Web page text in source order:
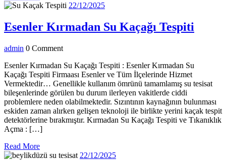
More
22/12/202522/12/2025
Esenler Kırmadan Su Kaçağı Tespiti
admin admin
0 Comment
Esenler Kırmadan Su Kaçağı Tespiti : Esenler Kırmadan Su
Kaçağı Tespiti Firmaası Esenler ve Tüm İlçelerinde Hizmet
Vermektedir… Genellikle kullanım ömrünü tamamlamış su tesisat
bileşenlerinde görülen bu durum ilerleyen vakitlerde ciddi
problemlere neden olabilmektedir. Sızıntının kaynağının bulunması
eskiden zaman alırken gelişen teknoloji ile birlikte yerini kaçak tespit
detektörlerine bırakmıştır. Kırmadan Su Kaçağı Tespiti ve Tıkanıklık
Açma : […]
Read MoreRead
More
22/12/202522/12/2025